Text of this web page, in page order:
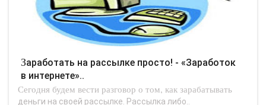
Заработать на рассылке просто! - «Заработок
в интернете»..
Сегодня будем вести разговор о том, как зарабатывать
деньги на своей рассылке. Рассылка либо..